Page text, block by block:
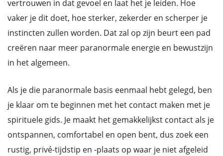
vertrouwen in dat gevoel en laat het je leiden. Hoe
vaker je dit doet, hoe sterker, zekerder en scherper je
instincten zullen worden. Dat zal op zijn beurt een pad
creëren naar meer paranormale energie en bewustzijn
in het algemeen.
Als je die paranormale basis eenmaal hebt gelegd, ben
je klaar om te beginnen met het contact maken met je
spirituele gids. Je maakt het gemakkelijkst contact als je
ontspannen, comfortabel en open bent, dus zoek een
rustig, privé-tijdstip en -plaats op waar je niet afgeleid